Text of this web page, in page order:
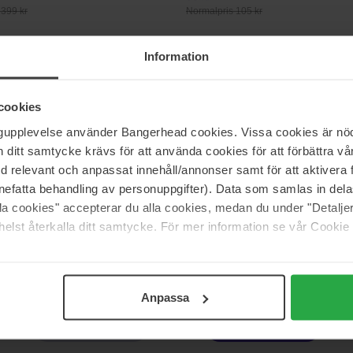
Information
använder Bangerhead cookies. Vissa cookies är
ditt samtycke krävs för att använda cookies för att förbättra
relevant och anpassat innehåll/annonser samt för att aktivera
behandling av personuppgifter). Data som samlas in
cookies" accepterar du alla cookies, medan du under
återkalla ditt samtycke. För mer information se vår
Anpassa
kr Normalpris 105 kr
Centella
kr
SKIN1004
Normalpris 179 kr
Centella Tone Brightening
SKIN1004
Madagascar Centella Poremizing
Mask
1 pcs
Side 1 af 3